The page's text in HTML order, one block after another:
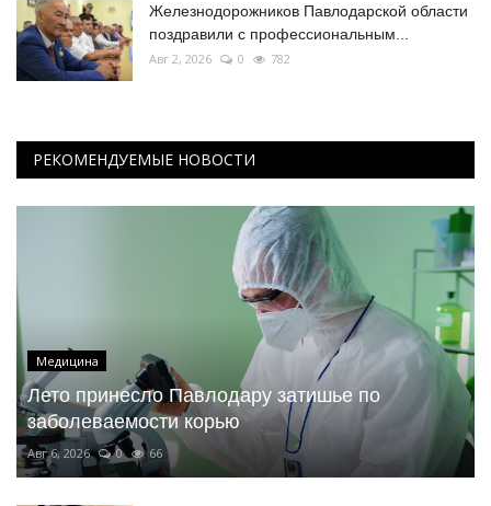
Железнодорожников Павлодарской области
поздравили с профессиональным...
Авг 2, 2026 0 782
РЕКОМЕНДУЕМЫЕ НОВОСТИ
Медицина
Лето принесло Павлодару затишье по
заболеваемости корью
Авг 6, 2026 0 66